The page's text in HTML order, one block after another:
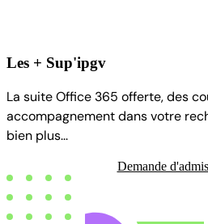
Les + Sup'ipgv
La suite Office 365 offerte, des
accompagnement dans votre
bien plus...
Demande